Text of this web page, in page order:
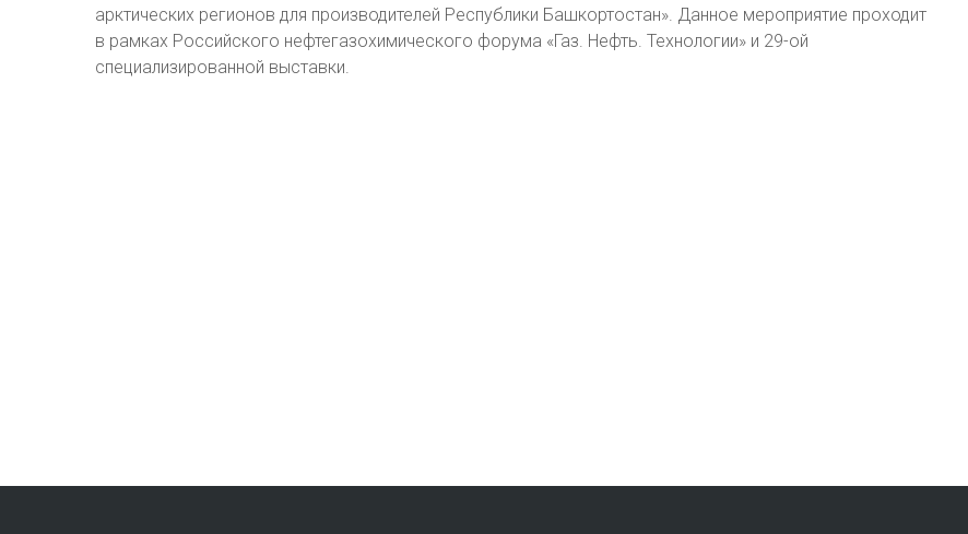
арктических регионов для производителей Республики Башкортостан». Данное мероприятие проходит
в рамках Российского нефтегазохимического форума «Газ. Нефть. Технологии» и 29-ой
специализированной выставки.